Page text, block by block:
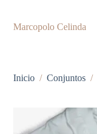
a
l
a
Marcopolo Celinda
Inicio / Conjuntos /